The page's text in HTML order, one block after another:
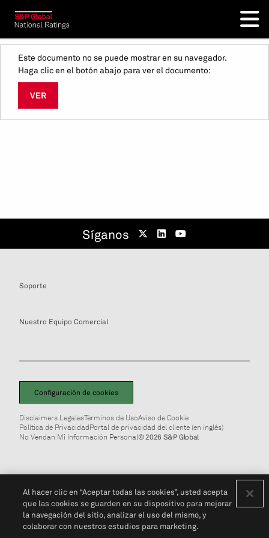
Este documento no se puede mostrar en su navegador.
Haga clic en el botón abajo para ver el documento:
VER
Síganos
Soporte
Nuestro Equipo Comercial
Configuración de cookies
Disclaimers LegalesTérminos de UsoAviso de Cookie
Política de PrivacidadPortal de privacidad del cliente (en inglés)
No Vendan Mi Información Personal© 2026 S&P Global
Al hacer clic en “Aceptar todas las cookies”, usted acepta
que las cookies se guarden en su dispositivo para mejorar
la navegación del sitio, analizar el uso del mismo, y
colaborar con nuestros estudios para marketing.